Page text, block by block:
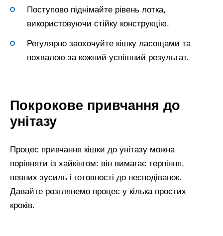
Поступово піднімайте рівень лотка,
використовуючи стійку конструкцію.
Регулярно заохочуйте кішку ласощами та
похвалою за кожний успішний результат.
Покрокове привчання до
унітазу
Процес привчання кішки до унітазу можна
порівняти із хайкінгом: він вимагає терпіння,
певних зусиль і готовності до несподіванок.
Давайте розглянемо процес у кілька простих
кроків.